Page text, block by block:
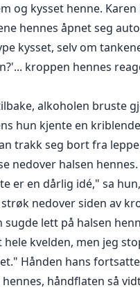
og kysset henne.
hennes åpnet seg
kysset, selv om
kroppen hennes
alkoholen bruste
hun kjente en
trakk seg bort fra
nedover halsen
er en dårlig idé," sa
nedover siden av
sugde lett på halsen
kvelden, men jeg
Hånden hans
håndflaten så